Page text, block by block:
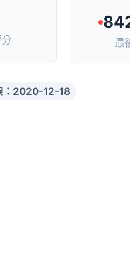
最
：2020-12-18